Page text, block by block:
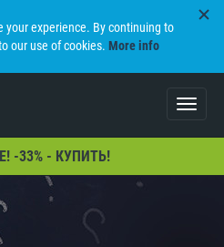
your experience. By continuing to
our use of cookies. More info
Toggle
-33% - КУПИТЬ!